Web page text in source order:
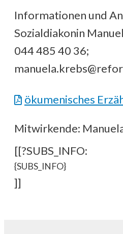
Informationen und
Sozialdiakonin
044 485 40 36;
ökumenisches
Mitwirkende:
[[?SUBS_INFO:
{SUBS_INFO}
]]